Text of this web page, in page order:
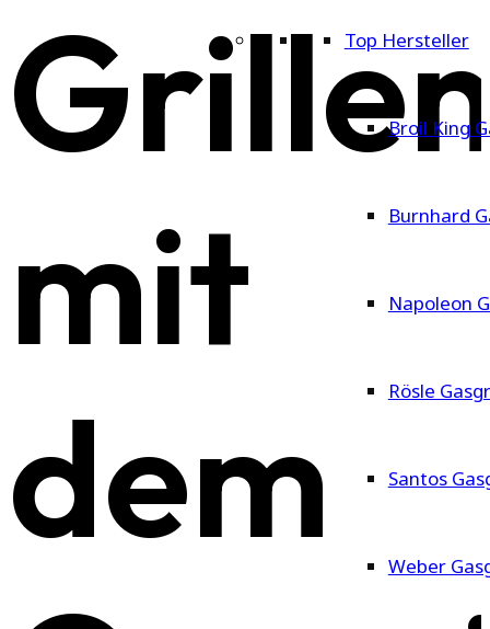
Top Hersteller
Broil King
Burnhard
Napoleon
Rösle
Santos
Weber
mit
dem